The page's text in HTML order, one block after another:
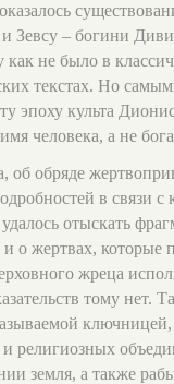
Зевсу – богини
как не было в
текстах. Но
эпоху культа
человека, а не
об обряде
в связи с
отыскать
о жертвах, которые
жреца
тому нет.
религиозных
земля, а также